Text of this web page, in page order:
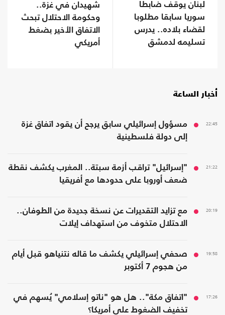
لبنان يوقف ضابطا
سوريا سابقا مطلوبا
لقضاء بلاده.. يدرس
تسليمه لدمشق
شهيدان في غزة..
وحكومة الاحتلال تبحث
الاتفاق الأخير بضغط
أمريكي
أخبار الساعة
22:45
مسؤول إسرائيلي سابق يرجح أن يقود اتفاق غزة
إلى دولة فلسطينية
21:22
"إسرائيل" تراقب أزمة سبتة.. المغرب يكشف نقطة
ضعف أوروبا على حدودها مع أفريقيا
20:19
مع تزايد التقديرات عن نسخة جديدة من الطوفان..
الاحتلال متخوف من استهداف إيلات
19:58
صحفي إسرائيلي يكشف ما قاله نتنياهو قبل أيام
من هجوم 7 أكتوبر
17:26
"اتفاق مكة".. هل هو "ناتو إسلامي" يُسهم في
تخفيف الضغوط على أمريكا؟